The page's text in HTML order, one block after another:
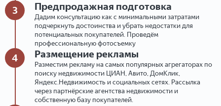
3 Предпродажная подготовка
Дадим консультацию как с минимальными затратами
подчеркнуть достоинства и убрать недостатки для
потенциальных покупателей. Проведём
профессиональную фотосъемку
4 Размещение рекламы
Разместим рекламу на самых популярных агрегаторах по
поиску недвижимости ЦИАН, Авито, ДомКлик,
Яндекс.Недвижимость и социальных сетях. Рассылка
через партнёрские агентства недвижимости и
собственную базу покупателей.